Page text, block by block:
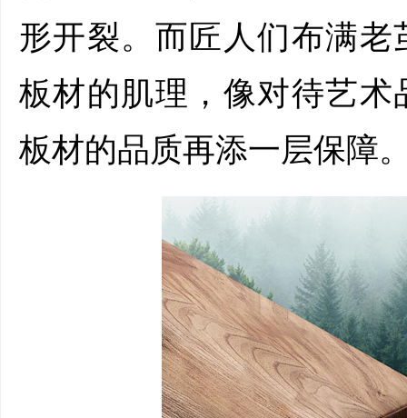
形开裂。而匠人们布满
板材的肌理，像对待艺
板材的品质再添一层保障